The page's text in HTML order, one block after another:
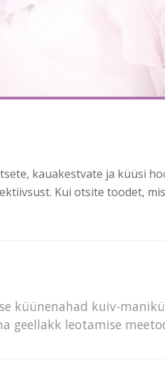
kauakestvate ja küüsi
Kui otsite toodet,
küünenahad kuiv-
geellakk leotamise